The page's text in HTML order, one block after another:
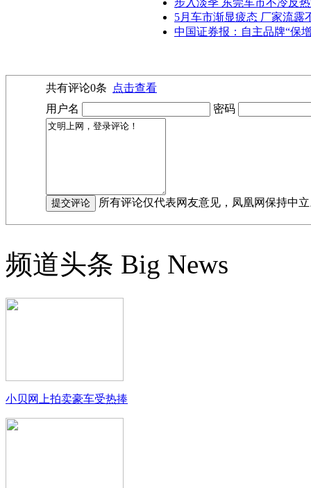
步入淡季 东莞车市不冷反
5月车市渐显疲态 厂家流露
中国证券报：自主品牌“保
共有评论0条
点击查看
用户名
密码
所有评论仅代表网友意见，凤凰网保持中
频道头条 Big News
小贝网上拍卖豪车受热捧